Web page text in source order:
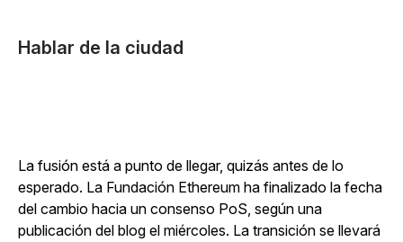
Hablar de la ciudad
La fusión está a punto de llegar, quizás antes de lo
esperado. La Fundación Ethereum ha finalizado la fecha
del cambio hacia un consenso PoS, según una
publicación del blog el miércoles. La transición se llevará